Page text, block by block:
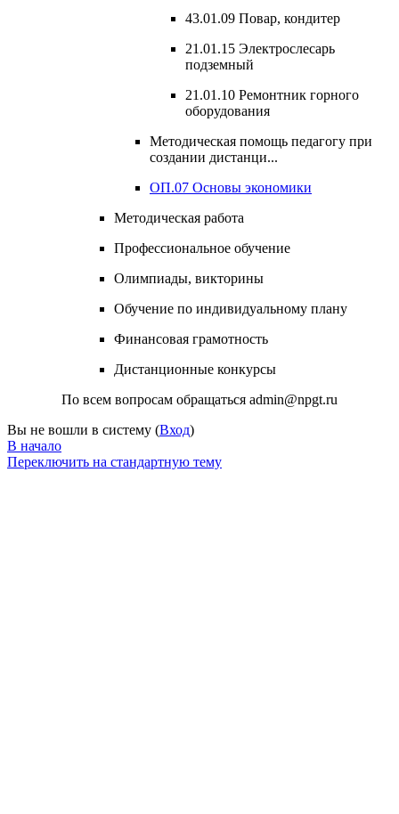
43.01.09 Повар, кондитер
21.01.15 Электрослесарь
подземный
21.01.10 Ремонтник горного
оборудования
Методическая помощь педагогу при
создании дистанци...
ОП.07 Основы экономики
Методическая работа
Профессиональное обучение
Олимпиады, викторины
Обучение по индивидуальному плану
Финансовая грамотность
Дистанционные конкурсы
По всем вопросам обращаться admin@npgt.ru
Вы не вошли в систему (Вход)
В начало
Переключить на стандартную тему